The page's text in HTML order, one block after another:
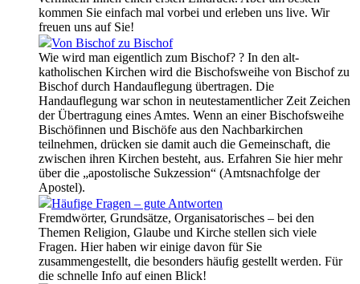
kommen Sie einfach mal vorbei und erleben uns live. Wir
freuen uns auf Sie!
Von Bischof zu Bischof
Wie wird man eigentlich zum Bischof? ? In den alt-
katholischen Kirchen wird die Bischofsweihe von Bischof zu
Bischof durch Handauflegung übertragen. Die
Handauflegung war schon in neutestamentlicher Zeit Zeichen
der Übertragung eines Amtes. Wenn an einer Bischofsweihe
Bischöfinnen und Bischöfe aus den Nachbarkirchen
teilnehmen, drücken sie damit auch die Gemeinschaft, die
zwischen ihren Kirchen besteht, aus. Erfahren Sie hier mehr
über die „apostolische Sukzession“ (Amtsnachfolge der
Apostel).
Häufige Fragen – gute Antworten
Fremdwörter, Grundsätze, Organisatorisches – bei den
Themen Religion, Glaube und Kirche stellen sich viele
Fragen. Hier haben wir einige davon für Sie
zusammengestellt, die besonders häufig gestellt werden. Für
die schnelle Info auf einen Blick!